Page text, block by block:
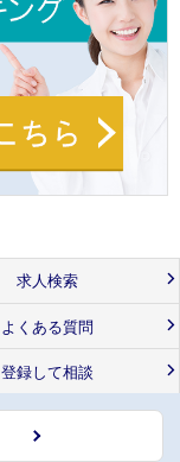
求人検索
よくある質問
登録して相談